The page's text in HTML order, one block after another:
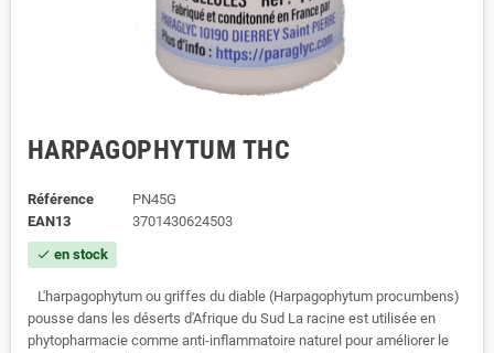
HARPAGOPHYTUM THC
Référence
PN45G
EAN13
3701430624503
check en stock
L'harpagophytum ou griffes du diable (Harpagophytum procumbens)
pousse dans les déserts d'Afrique du Sud La racine est utilisée en
phytopharmacie comme anti-inflammatoire naturel pour améliorer le